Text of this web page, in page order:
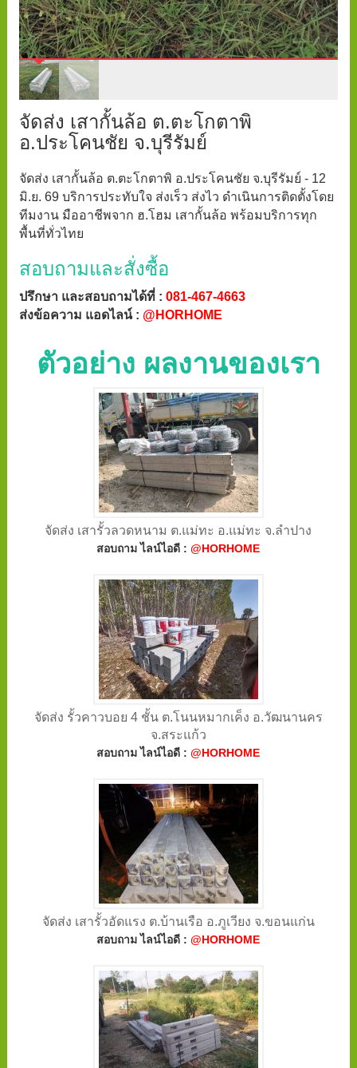
จัดส่ง เสากั้นล้อ ต.ตะโกตาพิ
อ.ประโคนชัย จ.บุรีรัมย์
จัดส่ง เสากั้นล้อ ต.ตะโกตาพิ อ.ประโคนชัย จ.บุรีรัมย์ - 12
มิ.ย. 69 บริการประทับใจ ส่งเร็ว ส่งไว ดำเนินการติดตั้งโดย
ทีมงาน มืออาชีพจาก ฮ.โฮม เสากั้นล้อ พร้อมบริการทุก
พื้นที่ทั่วไทย
สอบถามและสั่งซื้อ
ปรึกษา และสอบถามได้ที่ : 081-467-4663
ส่งข้อความ แอดไลน์ : @HORHOME
ตัวอย่าง ผลงานของเรา
จัดส่ง เสารั้วลวดหนาม ต.แม่ทะ อ.แม่ทะ จ.ลำปาง
สอบถาม ไลน์ไอดี :@HORHOME
จัดส่ง รั้วคาวบอย 4 ชั้น ต.โนนหมากเค็ง อ.วัฒนานคร
จ.สระแก้ว
สอบถาม ไลน์ไอดี :@HORHOME
จัดส่ง เสารั้วอัดแรง ต.บ้านเรือ อ.ภูเวียง จ.ขอนแก่น
สอบถาม ไลน์ไอดี :@HORHOME